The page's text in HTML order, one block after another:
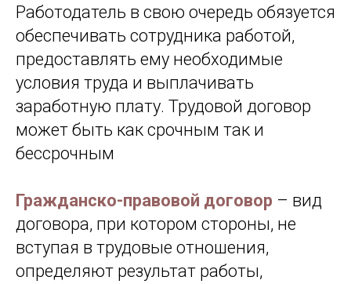
Работодатель в свою очередь обязуется
обеспечивать сотрудника работой,
предоставлять ему необходимые
условия труда и выплачивать
заработную плату. Трудовой договор
может быть как срочным так и
бессрочным
Гражданско-правовой договор – вид
договора, при котором стороны, не
вступая в трудовые отношения,
определяют результат работы,